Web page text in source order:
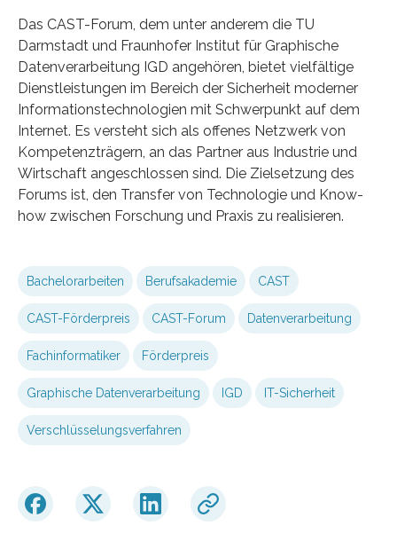
Das CAST-Forum, dem unter anderem die TU
Darmstadt und Fraunhofer Institut für Graphische
Datenverarbeitung IGD angehören, bietet vielfältige
Dienstleistungen im Bereich der Sicherheit moderner
Informationstechnologien mit Schwerpunkt auf dem
Internet. Es versteht sich als offenes Netzwerk von
Kompetenzträgern, an das Partner aus Industrie und
Wirtschaft angeschlossen sind. Die Zielsetzung des
Forums ist, den Transfer von Technologie und Know-
how zwischen Forschung und Praxis zu realisieren.
Bachelorarbeiten Berufsakademie CAST
CAST-Förderpreis CAST-Forum Datenverarbeitung
Fachinformatiker Förderpreis
Graphische Datenverarbeitung IGD IT-Sicherheit
Verschlüsselungsverfahren